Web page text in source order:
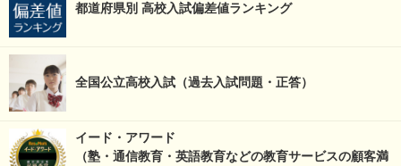
都道府県別 高校入試偏差値ランキング
全国公立高校入試（過去入試問題・正答）
イード・アワード
（塾・通信教育・英語教育などの教育サービスの顧客満